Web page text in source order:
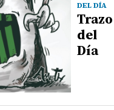
DEL DÍA
Trazo
del
Día